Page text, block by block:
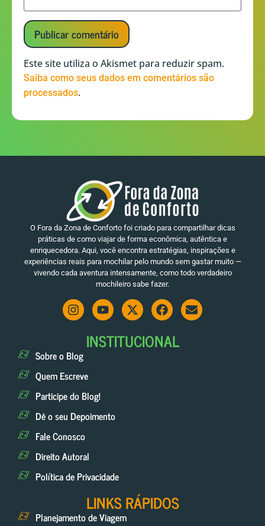
Este site utiliza o Akismet para reduzir spam.
Saiba como seus dados em comentários são
processados.
O Fora da Zona de Conforto foi criado para compartilhar dicas
práticas de como viajar de forma econômica, autêntica e
enriquecedora. Aqui, você encontra estratégias, inspirações e
experiências reais para mochilar pelo mundo sem gastar muito —
vivendo cada aventura intensamente, como todo verdadeiro
mochileiro sabe fazer.
INSTITUCIONAL
Sobre o Blog
Quem Escreve
Participe do Blog!
Dê o seu Depoimento
Fale Conosco
Direito Autoral
Política de Privacidade
LINKS RÁPIDOS
Planejamento de Viagem